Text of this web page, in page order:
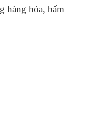
hàng hóa, bấm